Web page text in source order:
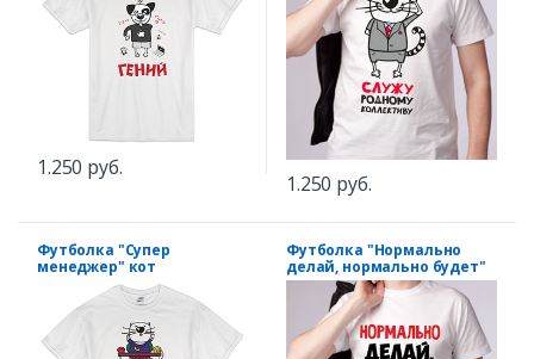
1.250 руб.
1.250 руб.
Футболка "Супер
менеджер" кот
Футболка "Нормально
делай, нормально будет"